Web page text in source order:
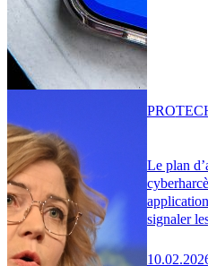
Le plan
signaler
PRO